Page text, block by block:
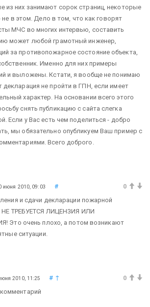
из них занимают сорок страниц, некоторые
не в этом. Дело в том, что как говорят
МЧС во многих интервью, составить
может любой грамотный инженер,
за противопожарное состояние объекта,
Именно для них примеры
и выложены. Кстати, я вообще не понимаю
декларация не пройти в ГПН, если имеет
характер. На основании всего этого
снять публикацию с сайта слегка
Если у Вас есть чем поделиться - добро
мы обязательно опубликуем Ваш пример с
Всего доброго.
июня 2010, 09:03 #
0
и сдачи декларации пожарной
НЕ ТРЕБУЕТСЯ ЛИЦЕНЗИЯ ИЛИ
Это очень плохо, а потом возникают
ситуации.
2010, 11:25 # ↑
0